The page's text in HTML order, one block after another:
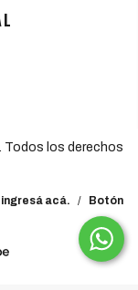
Todos los derechos
ingresá acá. /
Botón